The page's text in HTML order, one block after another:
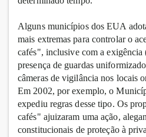
Alguns municípios dos EUA
mais extremas para controlar o
cafés", inclusive com a exigência
presença de guardas
câmeras de vigilância nos locais
Em 2002, por exemplo, o
expediu regras desse tipo. Os
cafés" ajuizaram uma ação,
constitucionais de proteção à